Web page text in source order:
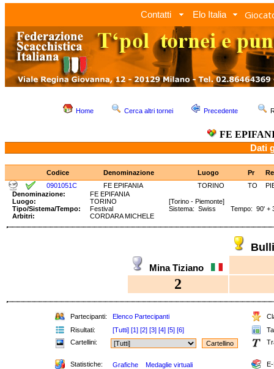
Contatti Elo Italia
Home Cerca altri tornei Precedente
FE
Dati
Codice Denominazione Luogo Pr
0901051C
FE EPIFANIA TORINO TO
Denominazione:
FE EPIFANIA
Luogo:
TORINO
[Torino - Piemonte]
Tipo/Sistema/Tempo:
Festival
Sistema: Swiss Tempo: 90' +
Arbitri:
CORDARA MICHELE
Mina Tiziano
2
Partecipanti: Elenco Partecipanti
Risultati:
[Tutti] [1] [2] [3] [4] [5] [6]
Cartellini:
Statistiche: Grafiche Medaglie virtuali